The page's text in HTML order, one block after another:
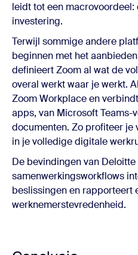
leidt tot een macrovoordeel:
investering.
Terwijl sommige andere
beginnen met het
definieert Zoom al wat de
overal werkt waar je werkt.
Zoom Workplace en
apps, van Microsoft
documenten. Zo profiteer
in je volledige digitale
De bevindingen van
samenwerkingsworkflows
beslissingen en rapporteert
werknemerstevredenheid.